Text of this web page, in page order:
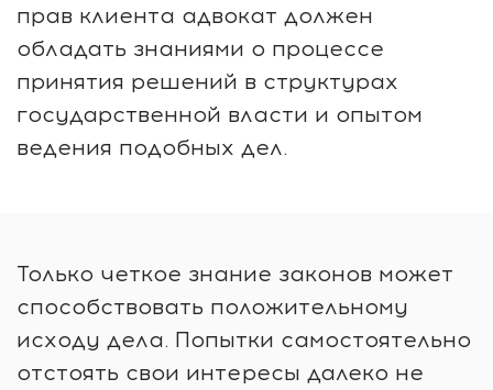
прав клиента адвокат должен
обладать знаниями о процессе
принятия решений в структурах
государственной власти и опытом
ведения подобных дел.
Только четкое знание законов может
способствовать положительному
исходу дела. Попытки самостоятельно
отстоять свои интересы далеко не